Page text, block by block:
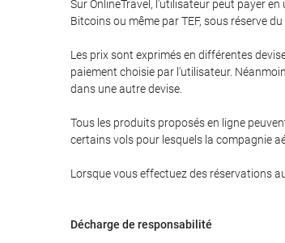
Sur OnlineTravel, l'utilisateur peut payer en
Bitcoins ou même par TEF, sous réserve
Les prix sont exprimés en différentes
paiement choisie par l'utilisateur.
dans une autre devise.
Tous les produits proposés en ligne
certains vols pour lesquels la compagnie
Lorsque vous effectuez des réservations
Décharge de responsabilité